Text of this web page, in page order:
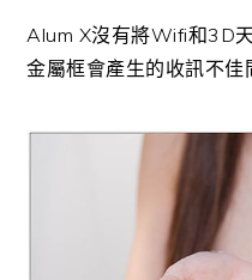
Alum X沒有將Wifi和3D
金屬框會產生的收訊不佳